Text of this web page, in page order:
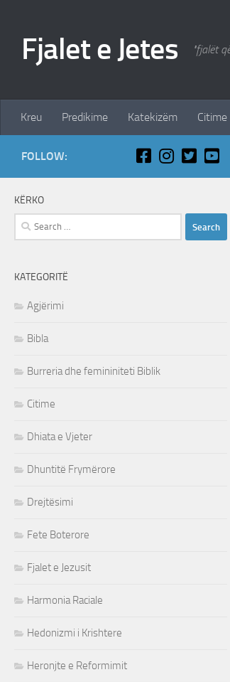
Fjalet e Jetes "fjalët
Kreu Predikime Katekizëm Citime
FOLLOW:
KËRKO
Search
for:
KATEGORITË
Agjërimi
Bibla
Burreria dhe femininiteti Biblik
Citime
Dhiata e Vjeter
Dhuntitë Frymërore
Drejtësimi
Fete Boterore
Fjalet e Jezusit
Harmonia Raciale
Hedonizmi i Krishtere
Heronjte e Reformimit